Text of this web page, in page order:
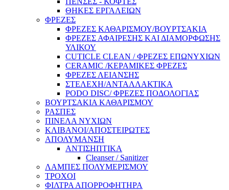
ΘΗΚΕΣ ΕΡΓΑΛΕΙΩΝ
ΦΡΕΖΕΣ
ΦΡΕΖΕΣ ΚΑΘΑΡΙΣΜΟΥ/ΒΟΥΡΤΣΑΚΙΑ
ΦΡΕΖΕΣ ΑΦΑΙΡΕΣΗΣ ΚΑΙ ΔΙΑΜΟΡΦΩΣΗΣ
ΥΛΙΚΟΥ
CUTICLE CLEAN / ΦΡΕΖΕΣ ΕΠΩΝΥΧΙΩΝ
CERAMIC /ΚΕΡΑΜΙΚΕΣ ΦΡΕΖΕΣ
ΦΡΕΖΕΣ ΛΕΙΑΝΣΗΣ
ΣΤΕΛΕΧΗ/ΑΝΤΑΛΛΑΚΤΙΚΑ
PODO DISC/ ΦΡΕΖΕΣ ΠΟΔΟΛΟΓΙΑΣ
ΒΟΥΡΤΣΑΚΙΑ ΚΑΘΑΡΙΣΜΟΥ
ΡΑΣΠΕΣ
ΠΙΝΕΛΑ ΝΥΧΙΩΝ
ΚΛΙΒΑΝΟΙ/ΑΠΟΣΤΕΙΡΩΤΕΣ
ΑΠΟΛΥΜΑΝΣΗ
ΑΝΤΙΣΗΠΤΙΚΑ
Cleanser / Sanitizer
ΛΑΜΠΕΣ ΠΟΛΥΜΕΡΙΣΜΟΥ
ΤΡΟΧΟΙ
ΦΙΛΤΡΑ ΑΠΟΡΡΟΦΗΤΗΡΑ